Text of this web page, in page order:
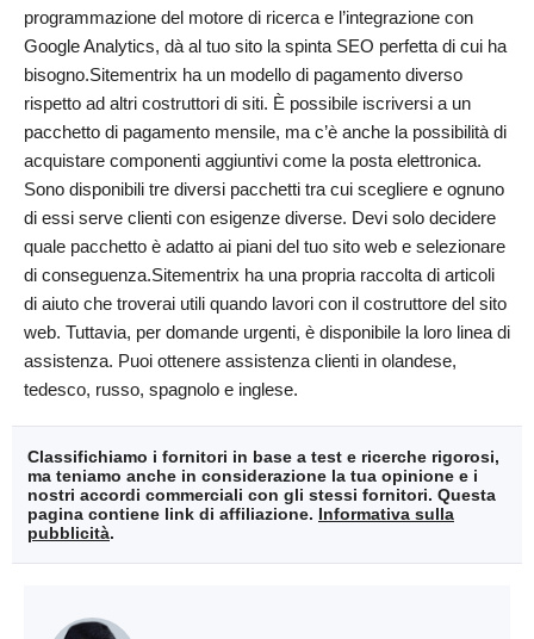
programmazione del motore di ricerca e l’integrazione con
Google Analytics, dà al tuo sito la spinta SEO perfetta di cui ha
bisogno.Sitementrix ha un modello di pagamento diverso
rispetto ad altri costruttori di siti. È possibile iscriversi a un
pacchetto di pagamento mensile, ma c’è anche la possibilità di
acquistare componenti aggiuntivi come la posta elettronica.
Sono disponibili tre diversi pacchetti tra cui scegliere e ognuno
di essi serve clienti con esigenze diverse. Devi solo decidere
quale pacchetto è adatto ai piani del tuo sito web e selezionare
di conseguenza.Sitementrix ha una propria raccolta di articoli
di aiuto che troverai utili quando lavori con il costruttore del sito
web. Tuttavia, per domande urgenti, è disponibile la loro linea di
assistenza. Puoi ottenere assistenza clienti in olandese,
tedesco, russo, spagnolo e inglese.
Classifichiamo i fornitori in base a test e ricerche rigorosi,
ma teniamo anche in considerazione la tua opinione e i
nostri accordi commerciali con gli stessi fornitori. Questa
pagina contiene link di affiliazione. Informativa sulla
pubblicità.